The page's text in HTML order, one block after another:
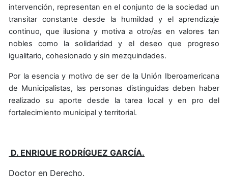
intervención, representan en el conjunto de la sociedad un
transitar constante desde la humildad y el aprendizaje
continuo, que ilusiona y motiva a otro/as en valores tan
nobles como la solidaridad y el deseo que progreso
igualitario, cohesionado y sin mezquindades.
Por la esencia y motivo de ser de la Unión Iberoamericana
de Municipalistas, las personas distinguidas deben haber
realizado su aporte desde la tarea local y en pro del
fortalecimiento municipal y territorial.
D. ENRIQUE RODRÍGUEZ GARCÍA.
Doctor en Derecho.